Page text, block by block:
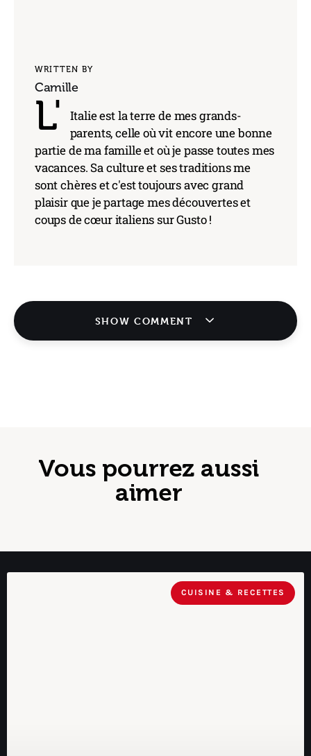
WRITTEN BY
Camille
L'
Italie est la terre de mes grands-
parents, celle où vit encore une bonne
partie de ma famille et où je passe toutes mes
vacances. Sa culture et ses traditions me
sont chères et c'est toujours avec grand
plaisir que je partage mes découvertes et
coups de cœur italiens sur Gusto !
SHOW COMMENT
Vous pourrez aussi
aimer
CUISINE & RECETTES